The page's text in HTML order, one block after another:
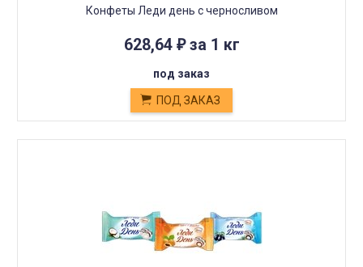
Конфеты Леди день с черносливом
628,64 ₽за 1 кг
под заказ
ПОД ЗАКАЗ